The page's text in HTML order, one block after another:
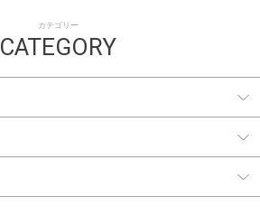
カテゴリー
CATEGORY